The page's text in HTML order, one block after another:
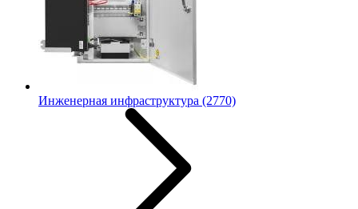
Инженерная инфраструктура (2770)